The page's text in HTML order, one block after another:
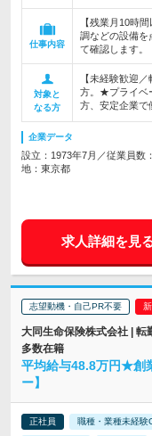
仕事内容
【残業月10時
調などの設備を
て確認します。
対象と
なる方
【未経験歓迎
方。★プライベ
方、安定企業で
企業データ
設立：1973年7月／従業員数
地：東京都
求人詳細を見
志望動機・自己PR不要
大同生命保険株式会社 |
多数在籍
平均給与48.8万円★創
ー】
正社員 職種・業種未経験